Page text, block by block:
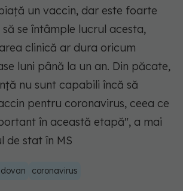
un vaccin, dar este foarte
se întâmple lucrul acesta,
clinică ar dura oricum
luni până la un an. Din păcate,
nu sunt capabili încă să
pentru coronavirus, ceea ce
în această etapă", a mai
de stat în MS
coronavirus